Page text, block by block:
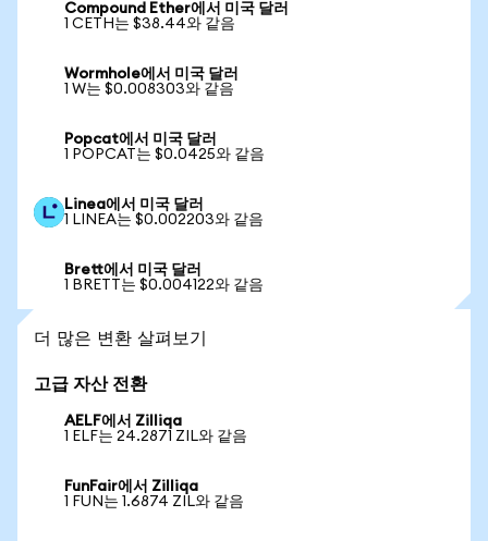
Compound Ether에서 미국 달러
1 CETH는 $38.44와 같음
Wormhole에서 미국 달러
1 W는 $0.008303와 같음
Popcat에서 미국 달러
1 POPCAT는 $0.0425와 같음
Linea에서 미국 달러
1 LINEA는 $0.002203와 같음
Brett에서 미국 달러
1 BRETT는 $0.004122와 같음
더 많은 변환 살펴보기
고급 자산 전환
AELF에서 Zilliqa
1 ELF는 24.2871 ZIL와 같음
FunFair에서 Zilliqa
1 FUN는 1.6874 ZIL와 같음